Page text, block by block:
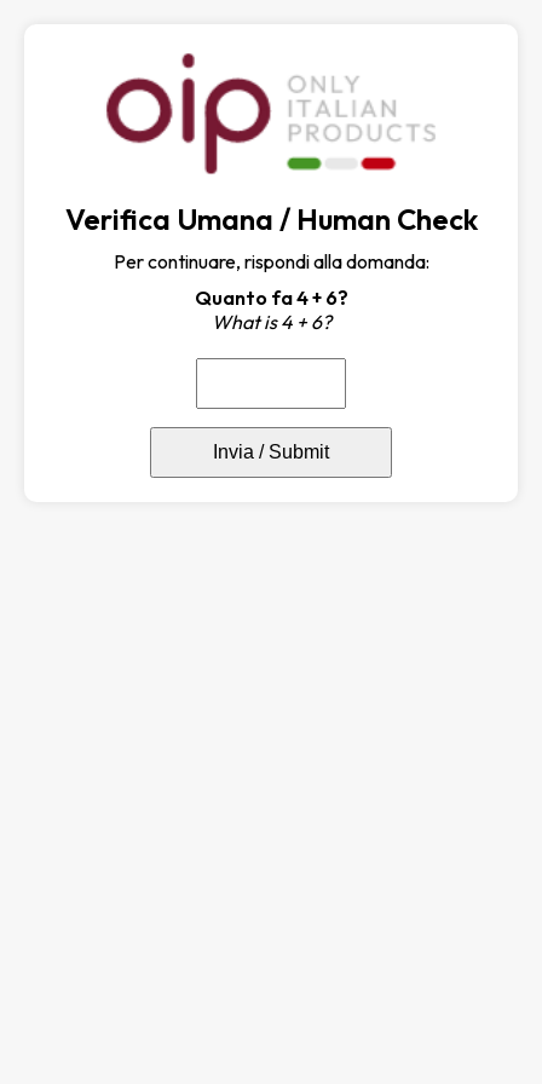
Verifica Umana / Human Check
Per continuare, rispondi alla domanda:
Quanto fa 4 + 6?
What is 4 + 6?
Invia / Submit